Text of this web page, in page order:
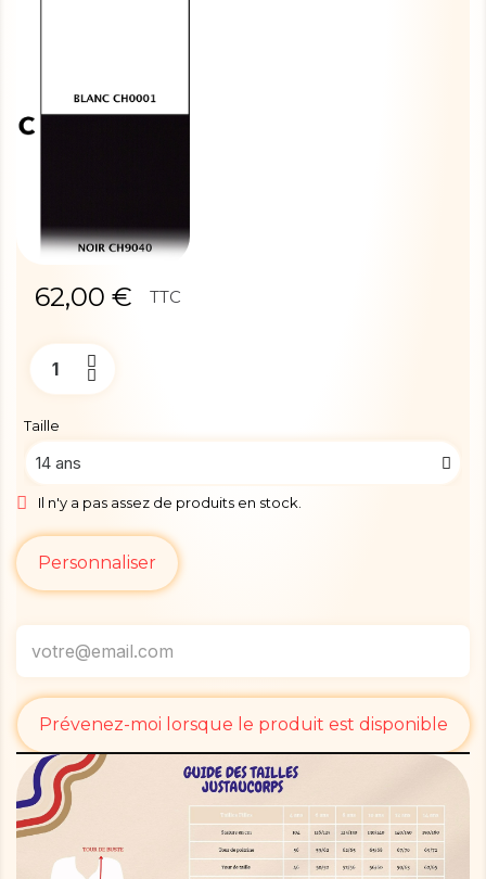
62,00 € TTC
Taille
Il n'y a pas assez de produits en stock.
Personnaliser
Prévenez-moi lorsque le produit est disponible